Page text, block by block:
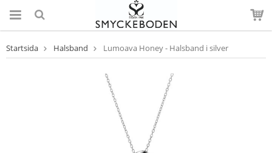
Startsida Halsband Lumoava Honey - Halsband i silver